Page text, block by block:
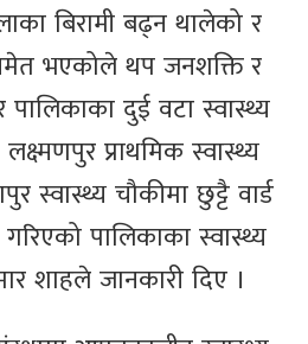
बिरामी बढ्न थालेको र
भएकोले थप जनशक्ति र
दुई वटा स्वास्थ्य
प्राथमिक स्वास्थ्य
स्वास्थ्य चौकीमा छुट्टै वार्ड
पालिकाका स्वास्थ्य
शाहले जानकारी दिए ।